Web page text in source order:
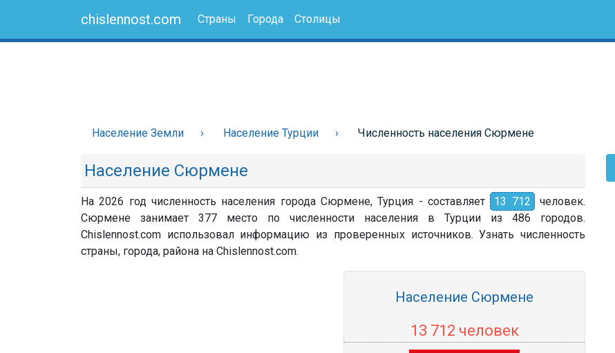
chislennost.com Страны Города Столицы
Население Земли Население Турции Численность населения Сюрмене
Население Сюрмене
На 2026 год численность населения города Сюрмене, Турция - составляет 13 712 человек.
Сюрмене занимает 377 место по численности населения в Турции из 486 городов.
Chislennost.com использовал информацию из проверенных источников. Узнать численность
страны, города, района на Chislennost.com.
Население Сюрмене
13 712 человек